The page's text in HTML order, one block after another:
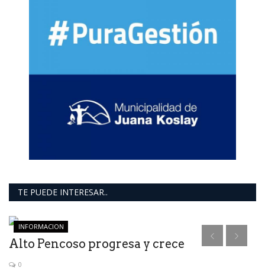
TE PUEDE INTERESAR..
INFORMACION
Alto Pencoso progresa y crece
0